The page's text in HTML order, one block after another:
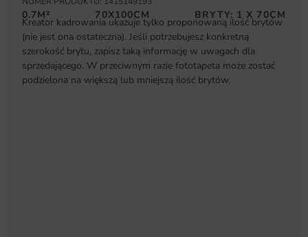
0.7M² 70X100CM BRYTY: 1 X 70CM
Kreator kadrowania ukazuje tylko proponowaną ilość brytów
(nie jest ona ostateczna). Jeśli potrzebujesz konkretną
szerokość brytu, zapisz taką informację w uwagach dla
sprzedającego. W przeciwnym razie fototapeta może zostać
podzielona na większą lub mniejszą ilość brytów.